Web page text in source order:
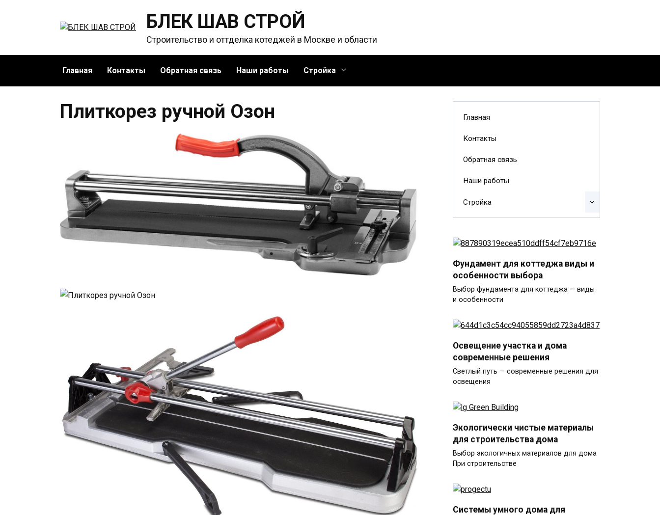
БЛЕК ШАВ СТРОЙ
Строительство и оттделка котеджей в Москве и области
Главная Контакты Обратная связь Наши работы Стройка
Плиткорез ручной Озон Главная
Контакты
Обратная связь
Наши работы
Стройка
Фундамент для коттеджа виды и
особенности выбора
Выбор фундамента для коттеджа — виды
и особенности
Освещение участка и дома
современные решения
Светлый путь — современные решения для
освещения
Экологически чистые материалы
для строительства дома
Выбор экологичных материалов для дома
При строительстве
Системы умного дома для